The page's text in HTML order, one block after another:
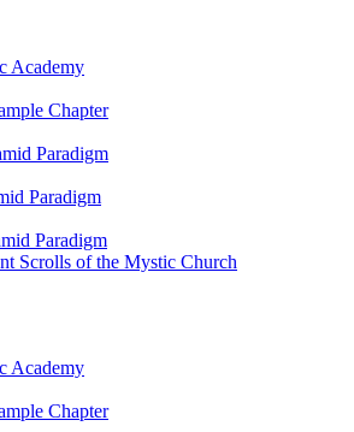
Academy
Chapter
Paradigm
Paradigm
Paradigm
Scrolls of the Mystic Church
Academy
Chapter